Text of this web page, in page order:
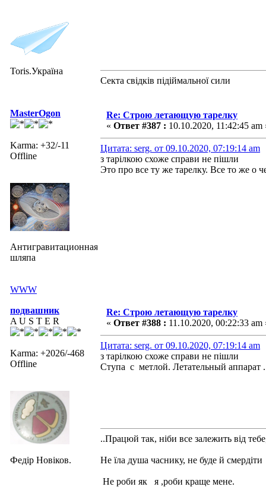
Toris.Україна
Секта свідків підіймальної сили
MasterOgon
Karma: +32/-11
Offline
Антигравитационная
шляпа
WWW
Re: Строю летающую тарелку
« Ответ #387 : 10.10.2020, 11:42:45 am
Цитата: serg. от 09.10.2020, 07:19:14 am
з тарілкою схоже справи не пішли
Это про все ту же тарелку. Все то же о
подвашник
A U S T E R
Karma: +2026/-468
Offline
Федір Новіков.
Re: Строю летающую тарелку
« Ответ #388 : 11.10.2020, 00:22:33 am
Цитата: serg. от 09.10.2020, 07:19:14 am
з тарілкою схоже справи не пішли
Ступа с метлой. Летательный аппарат .
..Працюй так, ніби все залежить від
Не їла душа часнику, не буде й смердіти
Не роби як я ,роби краще мене.